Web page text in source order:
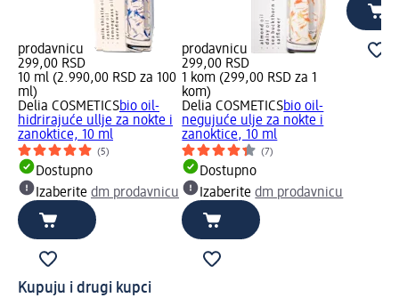
prodavnicu
299,00 RSD
10 ml (2.990,00 RSD za 100
ml)
Delia COSMETICSbio oil-
hidrirajuće ullje za nokte i
zanoktice, 10 ml
(5)
Dostupno
Izaberite dm prodavnicu
prodavnicu
299,00 RSD
1 kom (299,00 RSD za 1
kom)
Delia COSMETICSbio oil-
negujuće ulje za nokte i
zanoktice, 10 ml
(7)
Dostupno
Izaberitedm prodavnicu
Kupuju i drugi kupci